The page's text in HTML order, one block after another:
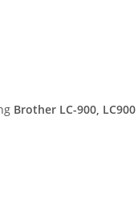
Brother LC-900, LC900